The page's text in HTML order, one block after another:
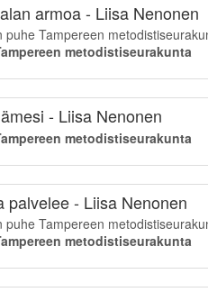
armoa - Liisa Nenonen
puhe Tampereen
metodistiseurakunta
- Liisa Nenonen
metodistiseurakunta
palvelee - Liisa Nenonen
puhe Tampereen
metodistiseurakunta